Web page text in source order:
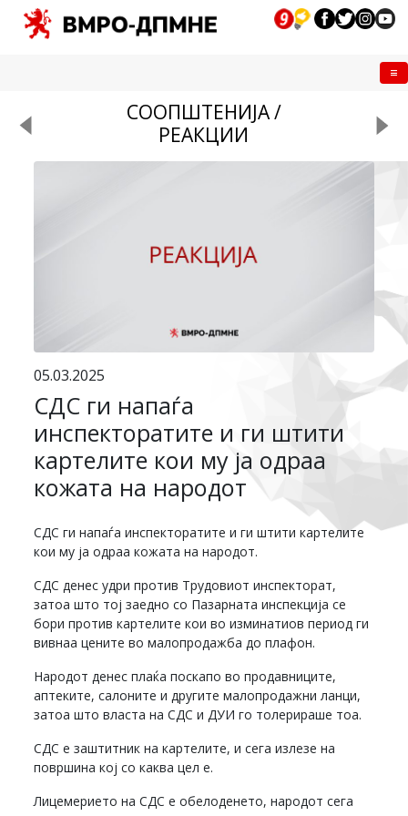
СООПШТЕНИЈА /
РЕАКЦИИ
05.03.2025
СДС ги напаѓа
инспекторатите и ги штити
картелите кои му ја одраа
кожата на народот
СДС ги напаѓа инспекторатите и ги штити картелите
кои му ја одраа кожата на народот.
СДС денес удри против Трудовиот инспекторат,
затоа што тој заедно со Пазарната инспекција се
бори против картелите кои во изминатиов период ги
вивнаа цените во малопродажба до плафон.
Народот денес плаќа поскапо во продавниците,
аптеките, салоните и другите малопродажни ланци,
затоа што власта на СДС и ДУИ го толерираше тоа.
СДС е заштитник на картелите, и сега излезе на
површина кој со каква цел е.
Лицемерието на СДС е обелоденето, народот сега